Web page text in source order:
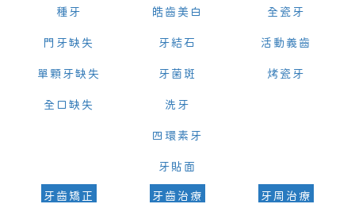
種牙
門牙缺失
單顆牙缺失
全口缺失
皓齒美白
牙結石
牙菌斑
洗牙
四環素牙
牙貼面
全瓷牙
活動義齒
烤瓷牙
牙齒矯正
牙齒治療
牙周治療